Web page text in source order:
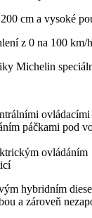
cm a vysoké
z 0 na 100 km/
Michelin
páčkami pod
ovládáním
hybridním
a zároveň